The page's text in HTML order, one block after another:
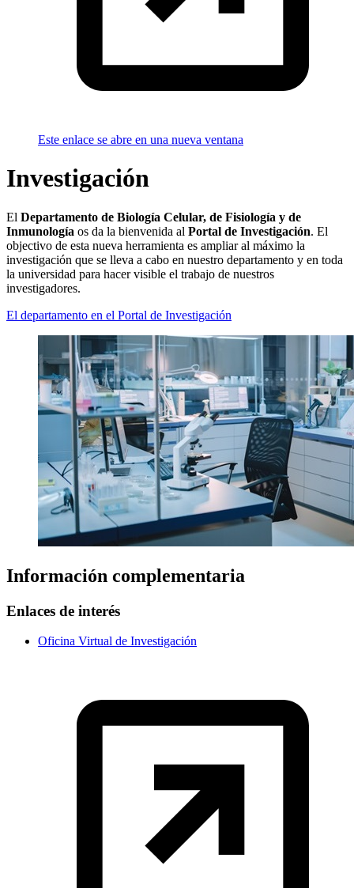
Este enlace se abre en una nueva ventana
Investigación
El Departamento de Biología Celular, de Fisiología y de
Inmunología os da la bienvenida al Portal de Investigación. El
objectivo de esta nueva herramienta es ampliar al máximo la
investigación que se lleva a cabo en nuestro departamento y en toda
la universidad para hacer visible el trabajo de nuestros
investigadores.
El departamento en el Portal de Investigación
Información complementaria
Enlaces de interés
Oficina Virtual de Investigación